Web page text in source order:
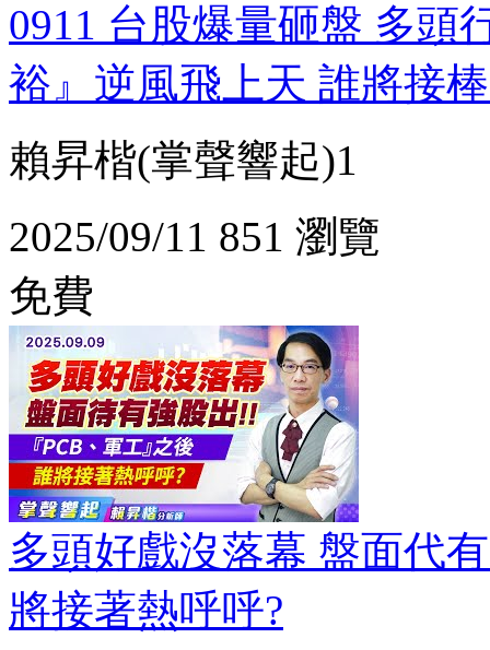
0911 台股爆量砸盤 多頭
裕』逆風飛上天 誰將接
賴昇楷(掌聲響起)1
2025/09/11 851 瀏覽
免費
多頭好戲沒落幕 盤面代
將接著熱呼呼?